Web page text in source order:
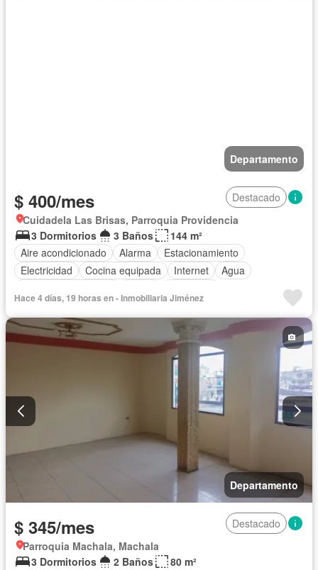
Departamento
$ 400/mes
Destacado
Cuidadela Las Brisas, Parroquia Providencia
3 Dormitorios
3 Baños
144 m²
Aire acondicionado
Alarma
Estacionamiento
Electricidad
Cocina equipada Internet
Agua
Cancha de tenis
Completamente amoblado
Hace 4 días, 19 horas en - Inmobiliaria Jiménez
Departamento
$ 345/mes
Destacado
Parroquia Machala, Machala
3 Dormitorios
2 Baños
80 m²